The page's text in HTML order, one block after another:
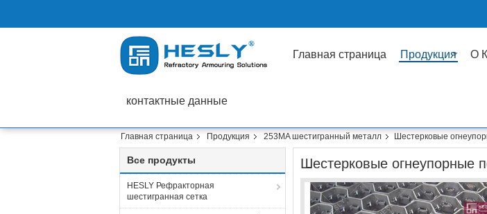
Главная страница Продукция О
контактные данные
Главная страница Продукция 253MA шестигранный металл Шестерковые
Все продукты
HESLY Рефракторная
шестигранная сетка
Шестерковые огнеупорные